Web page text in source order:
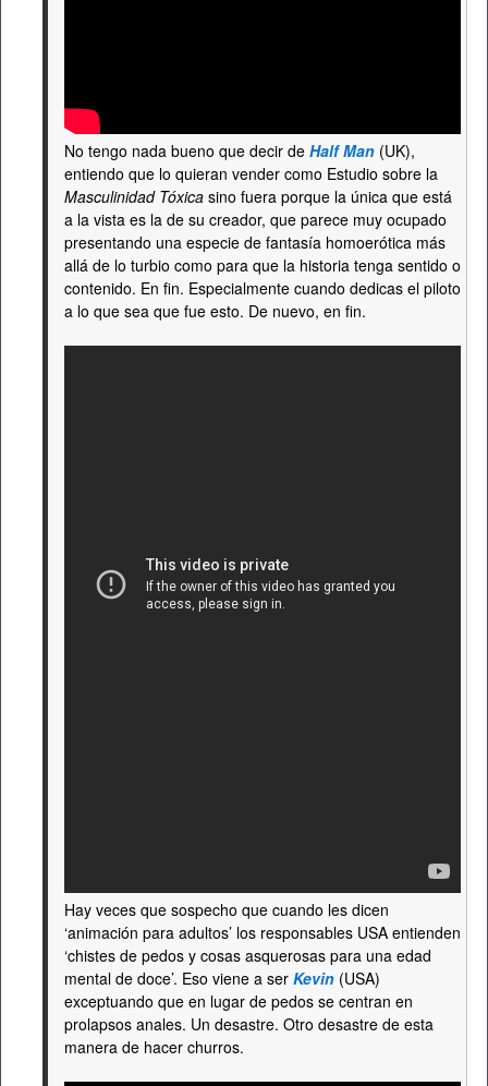
No tengo nada bueno que decir de Half Man (UK),
entiendo que lo quieran vender como Estudio sobre la
Masculinidad Tóxica sino fuera porque la única que está
a la vista es la de su creador, que parece muy ocupado
presentando una especie de fantasía homoerótica más
allá de lo turbio como para que la historia tenga sentido o
contenido. En fin. Especialmente cuando dedicas el piloto
a lo que sea que fue esto. De nuevo, en fin.
Hay veces que sospecho que cuando les dicen
‘animación para adultos’ los responsables USA entienden
‘chistes de pedos y cosas asquerosas para una edad
mental de doce’. Eso viene a ser Kevin (USA)
exceptuando que en lugar de pedos se centran en
prolapsos anales. Un desastre. Otro desastre de esta
manera de hacer churros.